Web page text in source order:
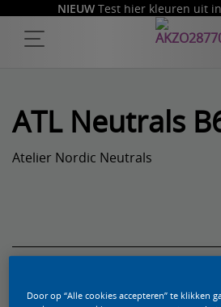
NIEUW Test hier kleuren uit
ATL Neutrals
Atelier Nordic Neutrals
Zoek een
Door op “Alle cookies accepteren” te klikken